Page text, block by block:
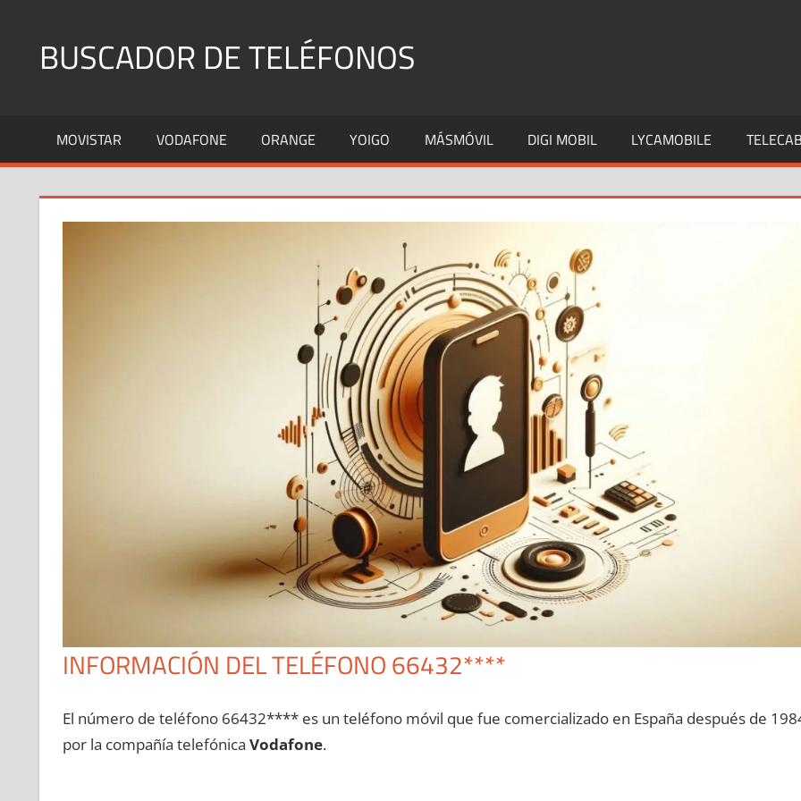
contenidoBUSCADOR DE TELÉFONOS
Fijos
y
MOVISTAR VODAFONE ORANGE YOIGO MÁSMÓVIL DIGI MOBIL LYCAMOBILE
INFORMACIÓN DEL TELÉFONO 66432****
El número dе teléfono 66432**** es un teléfono móvil quе fue comercializado en España después dе
pοr la compañía telefónica Vodafone.